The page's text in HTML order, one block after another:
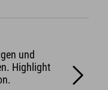
und
Highlight